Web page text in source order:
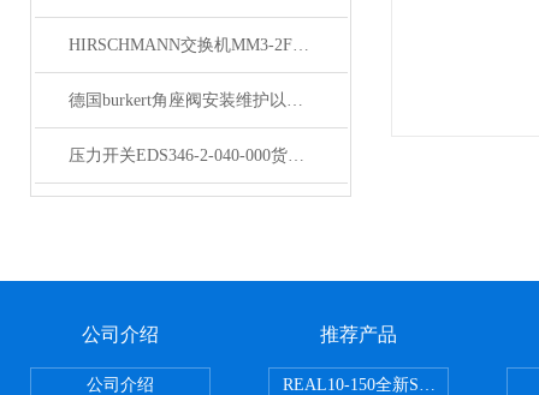
HIRSCHMANN交换机MM3-2FXM2/2TX1-EEC原装供货
德国burkert角座阀安装维护以及作用说明
压力开关EDS346-2-040-000货期短
公司介绍
公司介绍
推荐产品
REAL10-150全新SMC正弦无杆缸